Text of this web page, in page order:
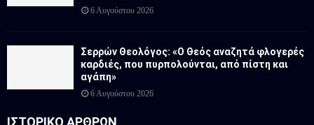
6 Αυγούστου 2026
Σερρών Θεολόγος: «Ο Θεός αναζητά φλογερές
καρδιές, που πυρπολούνται, από πίστη και
αγάπη»
6 Αυγούστου 2026
ΙΣΤΟΡΙΚΟ ΑΡΘΡΩΝ